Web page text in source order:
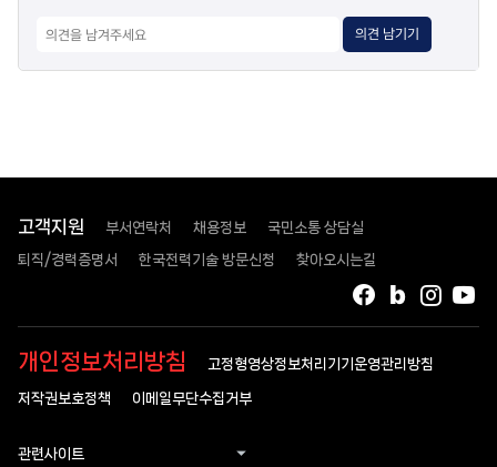
의견 남기기
고객지원 부서연락처 채용정보 국민소통 상담실
퇴직/경력증명서 한국전력기술 방문신청 찾아오시는길
인스
블로그
페이스북
개인정보처리방침 고정형영상정보처리기기운영관리방침
저작권보호정책 이메일무단수집거부
관련사이트